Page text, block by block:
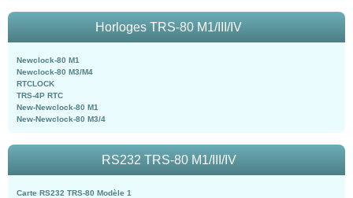
Horloges TRS-80 M1/III/IV
Newclock-80 M1
Newclock-80 M3/M4
RTCLOCK
TRS-4P RTC
New-Newclock-80 M1
New-Newclock-80 M3/4
RS232 TRS-80 M1/III/IV
Carte RS232 TRS-80 Modèle 1